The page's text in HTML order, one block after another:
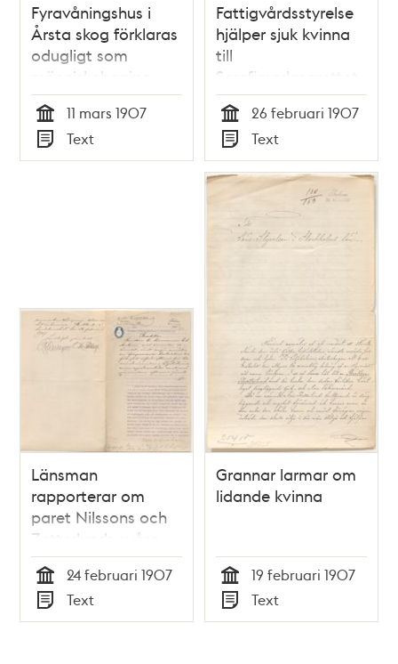
Fyravåningshus i
Årsta skog förklaras
odugligt som
människoboning
Tid
11 mars 1907
Typ
Text
Fattigvårdsstyrelse
hjälper sjuk kvinna
till
Serafimerlasarettet
Tid
26 februari 1907
Typ
Text
Länsman
rapporterar om
paret Nilssons och
Zetterlunds svåra
levnadsförhållanden
Tid
24 februari 1907
Typ
Text
Grannar larmar om
lidande kvinna
Tid
19 februari 1907
Typ
Text